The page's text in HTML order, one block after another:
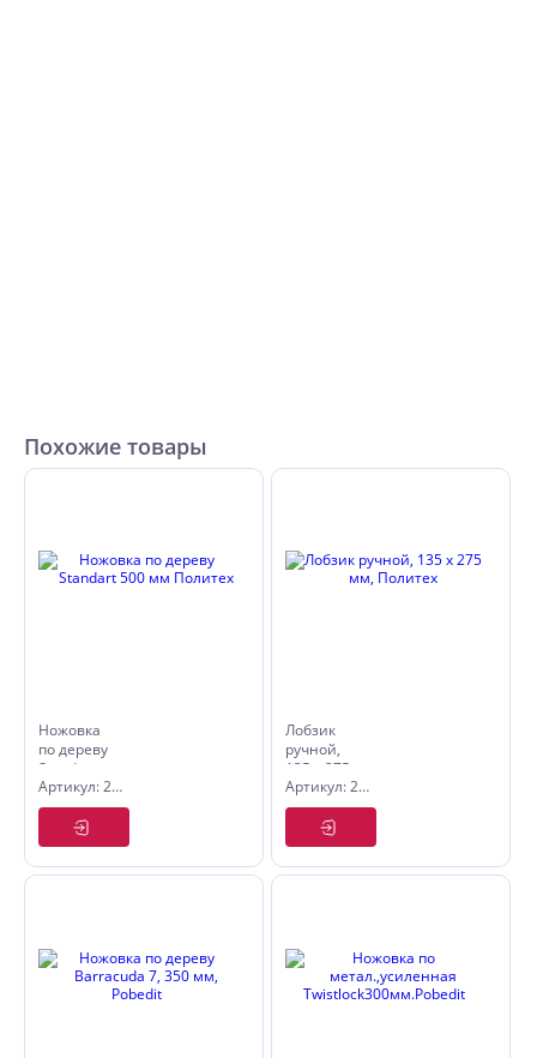
Похожие товары
Ножовка
по дереву
Standart
500 мм
Политех
Артикул: 2505050
Лобзик
ручной,
135 х 275
мм,
Политех
Артикул: 2501103